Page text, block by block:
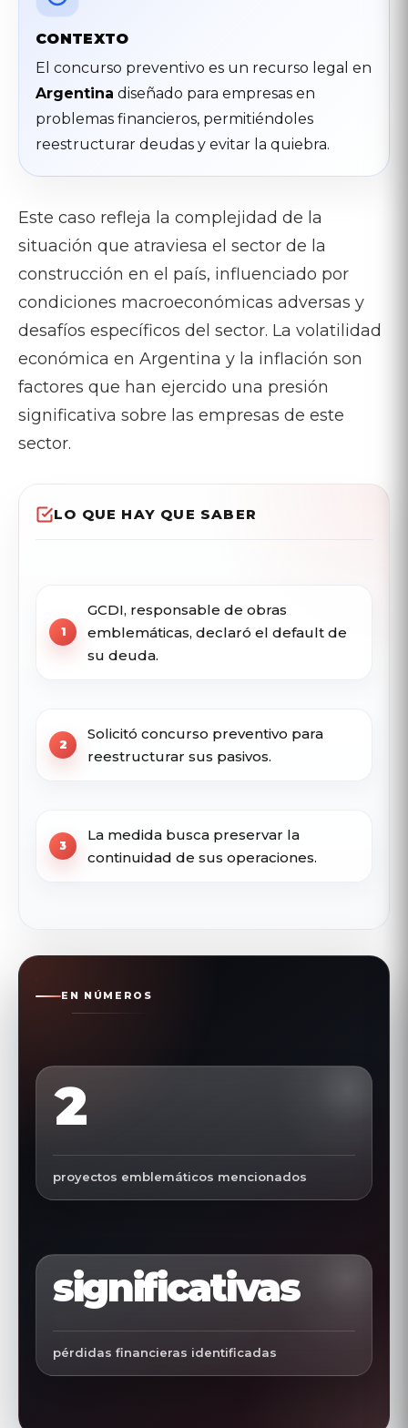
CONTEXTO
El concurso preventivo es un recurso legal en
Argentina diseñado para empresas en
problemas financieros, permitiéndoles
reestructurar deudas y evitar la quiebra.
Este caso refleja la complejidad de la
situación que atraviesa el sector de la
construcción en el país, influenciado por
condiciones macroeconómicas adversas y
desafíos específicos del sector. La volatilidad
económica en Argentina y la inflación son
factores que han ejercido una presión
significativa sobre las empresas de este
sector.
LO QUE HAY QUE SABER
GCDI, responsable de obras
emblemáticas, declaró el default de
su deuda.
Solicitó concurso preventivo para
reestructurar sus pasivos.
La medida busca preservar la
continuidad de sus operaciones.
EN NÚMEROS
2
proyectos emblemáticos mencionados
significativas
pérdidas financieras identificadas